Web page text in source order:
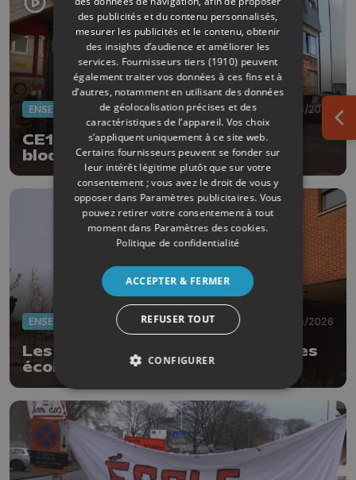
17/06/2026
CE1D, CESS : les manifestants
bloquent les dépôts
02/06/2026
Les examens sont annulés dans les
écoles de la Province de Liège
des publicités et du contenu personnalisés,
mesurer les publicités et le contenu, obtenir
des insights d’audience et améliorer les
services. Fournisseurs tiers (1910) peuvent
également traiter vos données à ces fins et à
d’autres, notamment en utilisant des données
de géolocalisation précises et des
caractéristiques de l’appareil. Vos choix
s’appliquent uniquement à ce site web.
Certains fournisseurs peuvent se fonder sur
leur intérêt légitime plutôt que sur votre
consentement ; vous avez le droit de vous y
opposer dans Paramètres publicitaires. Vous
pouvez retirer votre consentement à tout
moment dans Paramètres des cookies.
Politique de confidentialité
ACCEPTER & FERMER
REFUSER TOUT
CONFIGURER